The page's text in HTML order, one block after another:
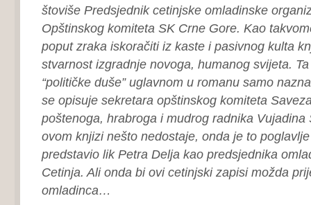
štoviše Predsjednik cetinjske omladinske
Opštinskog komiteta SK Crne Gore. Kao
poput zraka iskoračiti iz kaste i pasivnog kulta
stvarnost izgradnje novoga, humanog svijeta.
“političke duše” uglavnom u romanu samo
se opisuje sekretara opštinskog komiteta
poštenoga, hrabroga i mudrog radnika Vujadina
ovom knjizi nešto nedostaje, onda je to
predstavio lik Petra Delja kao predsjednika
Cetinja. Ali onda bi ovi cetinjski zapisi možda
omladinca…